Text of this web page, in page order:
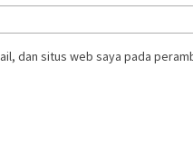
dan situs web saya pada